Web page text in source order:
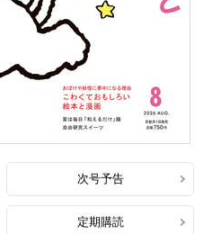
次号予告
定期購読